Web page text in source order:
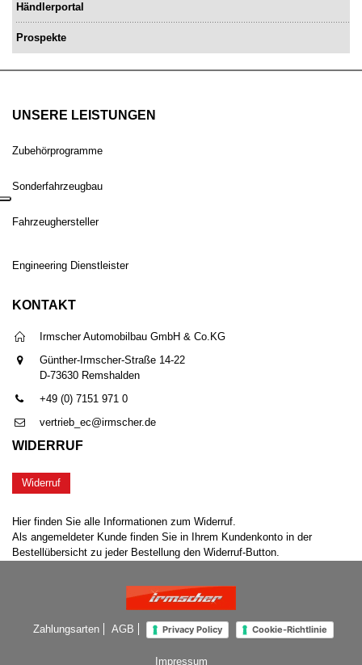
Händlerportal
Prospekte
UNSERE LEISTUNGEN
Zubehörprogramme
Sonderfahrzeugbau
Fahrzeughersteller
Engineering Dienstleister
KONTAKT
Irmscher Automobilbau GmbH & Co.KG
Günther-Irmscher-Straße 14-22
D-73630 Remshalden
+49 (0) 7151 971 0
vertrieb_ec@irmscher.de
WIDERRUF
Widerruf
Hier finden Sie alle Informationen zum Widerruf.
Als angemeldeter Kunde finden Sie in Ihrem Kundenkonto in der
Bestellübersicht zu jeder Bestellung den Widerruf-Button.
Zahlungsarten AGB Privacy Policy Cookie-Richtlinie
Impressum